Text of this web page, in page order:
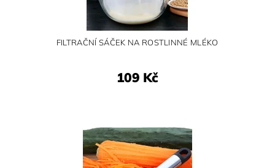
FILTRAČNÍ SÁČEK NA ROSTLINNÉ MLÉKO
109 Kč